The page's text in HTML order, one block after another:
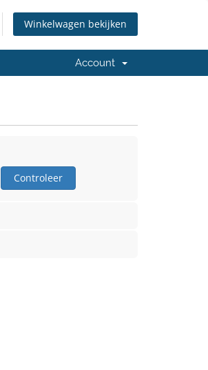
Winkelwagen bekijken
Account
Controleer